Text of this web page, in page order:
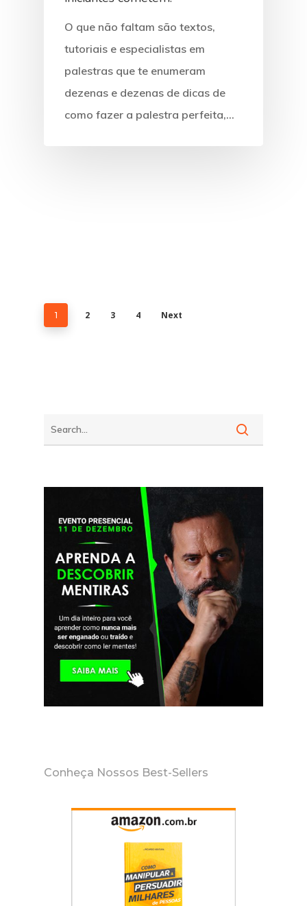
O que não faltam são textos,
tutoriais e especialistas em
palestras que te enumeram
dezenas e dezenas de dicas de
como fazer a palestra perfeita,…
1 2 3 4 Next
Conheça Nossos Best-Sellers